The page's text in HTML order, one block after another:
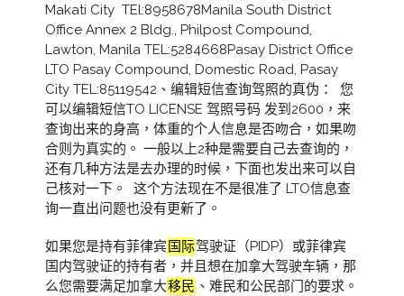
Makati City TEl:8958678Manila South District
Office Annex 2 Bldg., Philpost Compound,
Lawton, Manila TEL:5284668Pasay District Office
LTO Pasay Compound, Domestic Road, Pasay
City TEL:85119542、编辑短信查询驾照的真伪： 您
可以编辑短信TO LICENSE 驾照号码 发到2600，来
查询出来的身高，体重的个人信息是否吻合，如果吻
合则为真实的。 一般以上2种是需要自己去查询的，
还有几种方法是去办理的时候，下面也发出来可以自
己核对一下。 这个方法现在不是很准了 LTO信息查
询一直出问题也没有更新了。
如果您是持有菲律宾 国际驾驶证（PIDP）或菲律宾
国内驾驶证的持有者，并且想在加拿大驾驶车辆，那
么您需要满足加拿大移民 、难民和公民部门的要求。